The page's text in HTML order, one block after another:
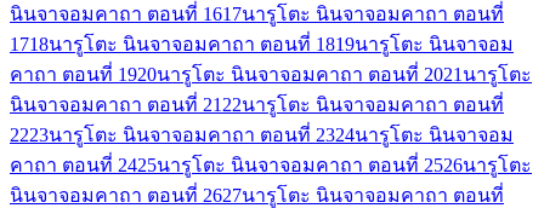
นินจาจอมคาถา ตอนที่ 1617นารูโตะ นินจาจอมคาถา ตอนที่
1718นารูโตะ นินจาจอมคาถา ตอนที่ 1819นารูโตะ นินจาจอม
คาถา ตอนที่ 1920นารูโตะ นินจาจอมคาถา ตอนที่ 2021 นารูโตะ
นินจาจอมคาถา ตอนที่ 21 22นารูโตะ นินจาจอมคาถา ตอนที่
2223นารูโตะ นินจาจอมคาถา ตอนที่ 2324นารูโตะ นินจาจอม
คาถา ตอนที่ 2425นารูโตะ นินจาจอมคาถา ตอนที่ 2526นารูโตะ
นินจาจอมคาถา ตอนที่ 2627นารูโตะ นินจาจอมคาถา ตอนที่